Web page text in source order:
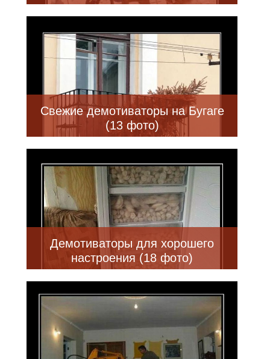
Свежие демотиваторы на Бугаге
(13 фото)
Демотиваторы для хорошего
настроения (18 фото)